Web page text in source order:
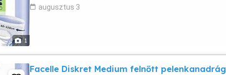
1
augusztus 3
Facelle Diskret Medium felnőtt pelenkanadrág